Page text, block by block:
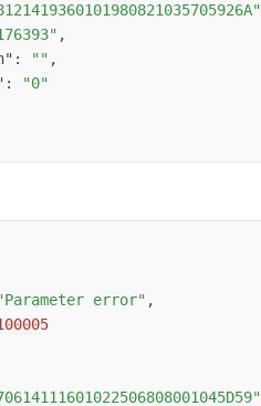
,
: "" ,
:
"0"
error" ,